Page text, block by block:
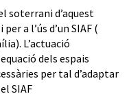
soterrani d’aquest
a l’ús d’un SIAF (
L’actuació
dels espais
per tal d’adaptar
SIAF